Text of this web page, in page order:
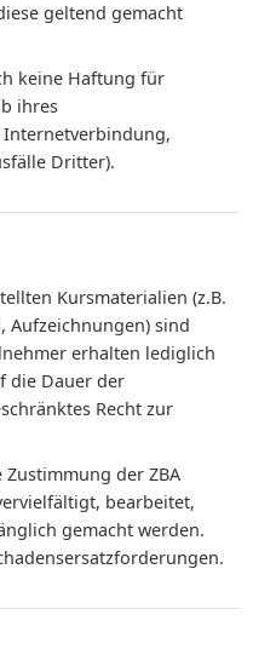
geltend gemacht
keine Haftung für
ihres
Internetverbindung,
Dritter).
Kursmaterialien (z.B.
Aufzeichnungen) sind
erhalten lediglich
die Dauer der
Recht zur
der ZBA
bearbeitet,
gemacht werden.